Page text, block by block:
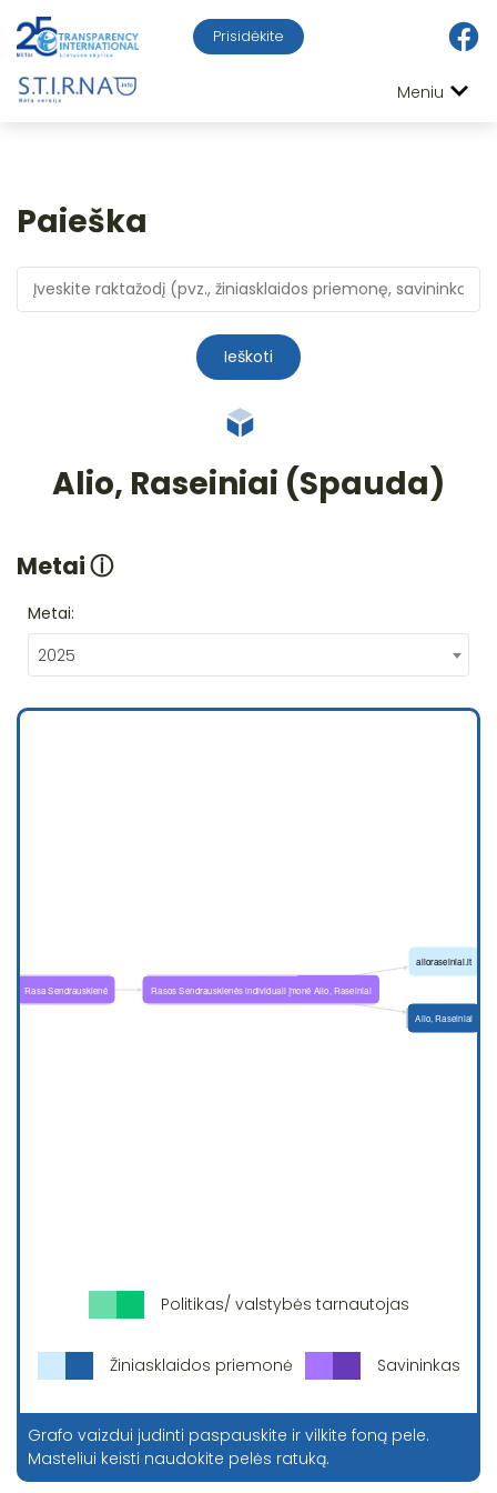
Prisidėkite
Meniu
Paieška
Ieškoti
Alio, Raseiniai (Spauda)
Metaiⓘ
Metai:
2025
Politikas/ valstybės tarnautojas
Žiniasklaidos priemonė Savininkas
Grafo vaizdui judinti paspauskite ir vilkite foną pele.
Masteliui keisti naudokite pelės ratuką.